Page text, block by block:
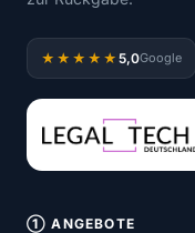
★★★★★ 5,0Google
① ANGEBOTE